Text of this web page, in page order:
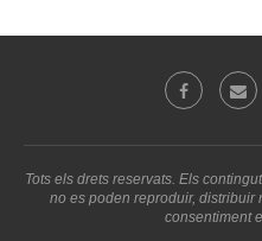
Tots els drets reservats. Els
no es poden reproduir,
consentiment